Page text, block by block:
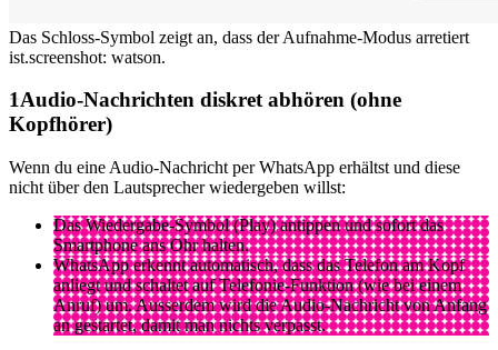
Das Schloss-Symbol zeigt an, dass der Aufnahme-Modus arretiert
ist.screenshot: watson.
Audio-Nachrichten diskret abhören (ohne
Kopfhörer)
Wenn du eine Audio-Nachricht per WhatsApp erhältst und diese
nicht über den Lautsprecher wiedergeben willst:
Das Wiedergabe-Symbol (Play) antippen und sofort das
Smartphone ans Ohr halten.
WhatsApp erkennt automatisch, dass das Telefon am Kopf
anliegt und schaltet auf Telefonie-Funktion (wie bei einem
Anruf) um. Ausserdem wird die Audio-Nachricht von Anfang
an gestartet, damit man nichts verpasst.